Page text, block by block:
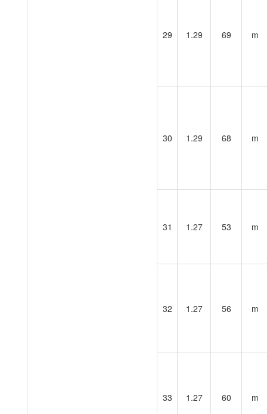
29 1.29 69 m
30 1.29 68 m
31 1.27 53 m
32 1.27 56 m
33 1.27 60 m